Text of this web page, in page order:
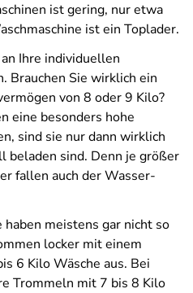
ist gering, nur etwa
ist ein Toplader.
Ihre individuellen
Brauchen Sie wirklich ein
von 8 oder 9 Kilo?
eine besonders hohe
sind sie nur dann wirklich
beladen sind. Denn je größer
fallen auch der Wasser-
meistens gar nicht so
locker mit einem
6 Kilo Wäsche aus. Bei
Trommeln mit 7 bis 8 Kilo